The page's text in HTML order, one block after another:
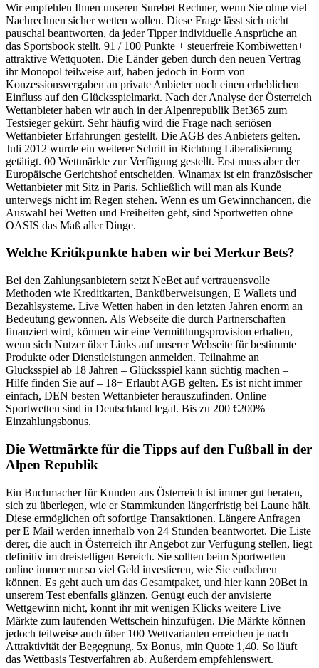
Wir empfehlen Ihnen unseren Surebet Rechner, wenn Sie ohne viel
Nachrechnen sicher wetten wollen. Diese Frage lässt sich nicht
pauschal beantworten, da jeder Tipper individuelle Ansprüche an
das Sportsbook stellt. 91 / 100 Punkte + steuerfreie Kombiwetten+
attraktive Wettquoten. Die Länder geben durch den neuen Vertrag
ihr Monopol teilweise auf, haben jedoch in Form von
Konzessionsvergaben an private Anbieter noch einen erheblichen
Einfluss auf den Glücksspielmarkt. Nach der Analyse der Österreich
Wettanbieter haben wir auch in der Alpenrepublik Bet365 zum
Testsieger gekürt. Sehr häufig wird die Frage nach seriösen
Wettanbieter Erfahrungen gestellt. Die AGB des Anbieters gelten.
Juli 2012 wurde ein weiterer Schritt in Richtung Liberalisierung
getätigt. 00 Wettmärkte zur Verfügung gestellt. Erst muss aber der
Europäische Gerichtshof entscheiden. Winamax ist ein französischer
Wettanbieter mit Sitz in Paris. Schließlich will man als Kunde
unterwegs nicht im Regen stehen. Wenn es um Gewinnchancen, die
Auswahl bei Wetten und Freiheiten geht, sind Sportwetten ohne
OASIS das Maß aller Dinge.
Welche Kritikpunkte haben wir bei Merkur Bets?
Bei den Zahlungsanbietern setzt NeBet auf vertrauensvolle
Methoden wie Kreditkarten, Banküberweisungen, E Wallets und
Bezahlsysteme. Live Wetten haben in den letzten Jahren enorm an
Bedeutung gewonnen. Als Webseite die durch Partnerschaften
finanziert wird, können wir eine Vermittlungsprovision erhalten,
wenn sich Nutzer über Links auf unserer Webseite für bestimmte
Produkte oder Dienstleistungen anmelden. Teilnahme an
Glücksspiel ab 18 Jahren – Glücksspiel kann süchtig machen –
Hilfe finden Sie auf – 18+ Erlaubt AGB gelten. Es ist nicht immer
einfach, DEN besten Wettanbieter herauszufinden. Online
Sportwetten sind in Deutschland legal. Bis zu 200 €200%
Einzahlungsbonus.
Die Wettmärkte für die Tipps auf den Fußball in der
Alpen Republik
Ein Buchmacher für Kunden aus Österreich ist immer gut beraten,
sich zu überlegen, wie er Stammkunden längerfristig bei Laune hält.
Diese ermöglichen oft sofortige Transaktionen. Längere Anfragen
per E Mail werden innerhalb von 24 Stunden beantwortet. Die Liste
derer, die auch in Österreich ihr Angebot zur Verfügung stellen, liegt
definitiv im dreistelligen Bereich. Sie sollten beim Sportwetten
online immer nur so viel Geld investieren, wie Sie entbehren
können. Es geht auch um das Gesamtpaket, und hier kann 20Bet in
unserem Test ebenfalls glänzen. Genügt euch der anvisierte
Wettgewinn nicht, könnt ihr mit wenigen Klicks weitere Live
Märkte zum laufenden Wettschein hinzufügen. Die Märkte können
jedoch teilweise auch über 100 Wettvarianten erreichen je nach
Attraktivität der Begegnung. 5x Bonus, min Quote 1,40. So läuft
das Wettbasis Testverfahren ab. Außerdem empfehlenswert.